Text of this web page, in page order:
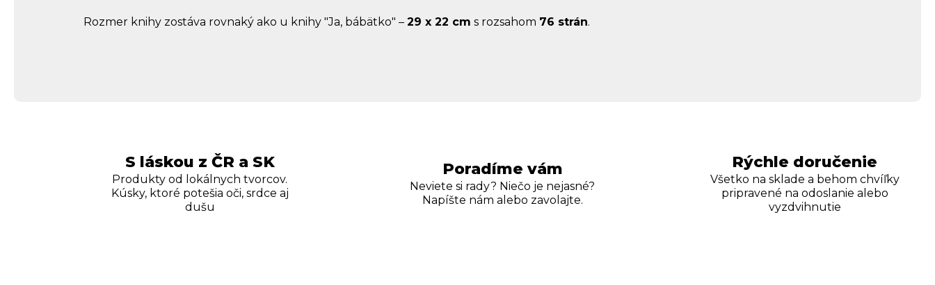
Rozmer knihy zostáva rovnaký ako u knihy "Ja, bábätko" – 29 x 22 cm s rozsahom 76 strán.
S láskou z ČR a SK
Produkty od lokálnych tvorcov.
Kúsky, ktoré potešia oči, srdce aj
dušu
Poradíme vám
Neviete si rady? Niečo je nejasné?
Napíšte nám alebo zavolajte.
Rýchle doručenie
Všetko na sklade a behom chvíľky
pripravené na odoslanie alebo
vyzdvihnutie